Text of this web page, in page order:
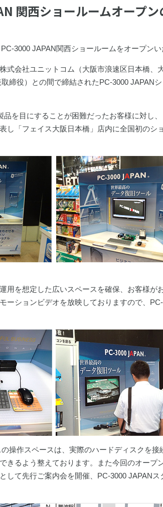
関西ショールームオープ
3000 JAPAN関西ショールームをオープンい
式会社ユニットコム（大阪市浪速区日本橋、
締役）との間で締結されたPC-3000 JAPAN
品を目にすることが困難だったお客様に対し
し「フェイス大阪日本橋」店内に全国初のシ
用を想定した広いスペースを確保、お客様が
ーションビデオを放映しておりますので、
の操作スペースは、実際のハードディスクを
きるよう整えております。また今回のオープ
して先行ご案内会を開催、PC-3000 JAPAN